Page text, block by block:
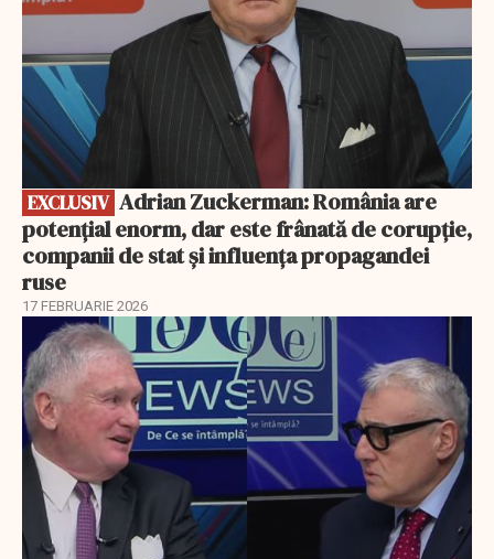
EXCLUSIV
potențial enorm, dar este frânată de corupție,
companii de stat și influența propagandei
ruse
17 FEBRUARIE 2026
EXCLUSIV